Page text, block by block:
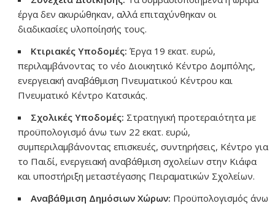
έργα δεν ακυρώθηκαν, αλλά επιταχύνθηκαν οι
διαδικασίες υλοποίησής τους.
Κτιριακές Υποδομές: Έργα 19 εκατ. ευρώ,
περιλαμβάνοντας το νέο Διοικητικό Κέντρο Δομπόλης,
ενεργειακή αναβάθμιση Πνευματικού Κέντρου και
Πνευματικό Κέντρο Κατσικάς.
Σχολικές Υποδομές: Στρατηγική προτεραιότητα με
προϋπολογισμό άνω των 22 εκατ. ευρώ,
συμπεριλαμβάνοντας επισκευές, συντηρήσεις, Κέντρο για
το Παιδί, ενεργειακή αναβάθμιση σχολείων στην Κιάφα
και υποστήριξη μεταστέγασης Πειραματικών Σχολείων.
Αναβάθμιση Δημόσιων Χώρων: Προϋπολογισμός άνω